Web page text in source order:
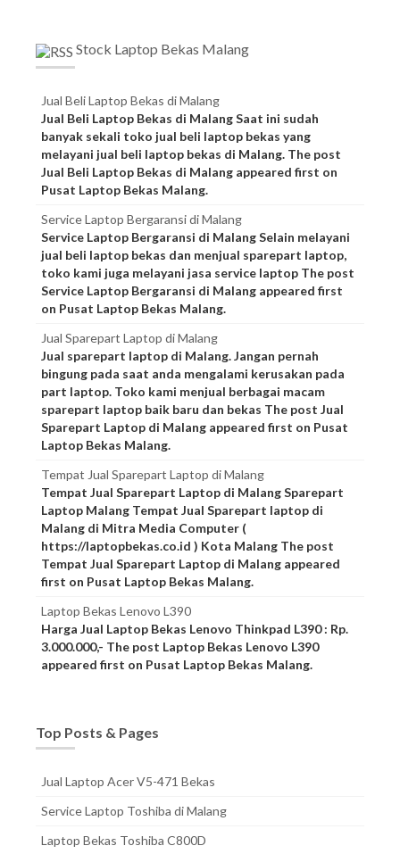
Stock Laptop Bekas Malang
Jual Beli Laptop Bekas di Malang
Jual Beli Laptop Bekas di Malang Saat ini sudah
banyak sekali toko jual beli laptop bekas yang
melayani jual beli laptop bekas di Malang. The post
Jual Beli Laptop Bekas di Malang appeared first on
Pusat Laptop Bekas Malang.
Service Laptop Bergaransi di Malang
Service Laptop Bergaransi di Malang Selain melayani
jual beli laptop bekas dan menjual sparepart laptop,
toko kami juga melayani jasa service laptop The post
Service Laptop Bergaransi di Malang appeared first
on Pusat Laptop Bekas Malang.
Jual Sparepart Laptop di Malang
Jual sparepart laptop di Malang. Jangan pernah
bingung pada saat anda mengalami kerusakan pada
part laptop. Toko kami menjual berbagai macam
sparepart laptop baik baru dan bekas The post Jual
Sparepart Laptop di Malang appeared first on Pusat
Laptop Bekas Malang.
Tempat Jual Sparepart Laptop di Malang
Tempat Jual Sparepart Laptop di Malang Sparepart
Laptop Malang Tempat Jual Sparepart laptop di
Malang di Mitra Media Computer (
https://laptopbekas.co.id ) Kota Malang The post
Tempat Jual Sparepart Laptop di Malang appeared
first on Pusat Laptop Bekas Malang.
Laptop Bekas Lenovo L390
Harga Jual Laptop Bekas Lenovo Thinkpad L390 : Rp.
3.000.000,- The post Laptop Bekas Lenovo L390
appeared first on Pusat Laptop Bekas Malang.
Top Posts & Pages
Jual Laptop Acer V5-471 Bekas
Service Laptop Toshiba di Malang
Laptop Bekas Toshiba C800D